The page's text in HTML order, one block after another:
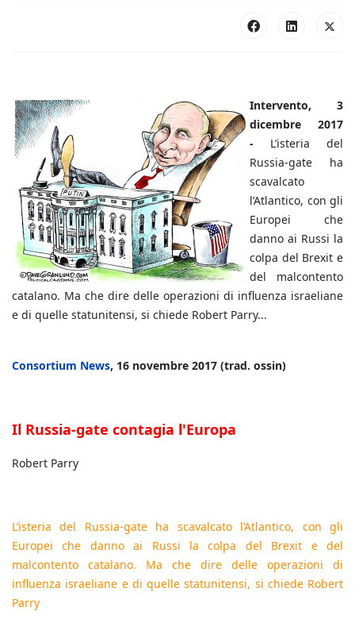
Intervento, 3
dicembre 2017
- L’isteria del
Russia-gate ha
scavalcato
l’Atlantico, con gli
Europei che
danno ai Russi la
colpa del Brexit e
del malcontento
catalano. Ma che dire delle operazioni di influenza israeliane
e di quelle statunitensi, si chiede Robert Parry...
Consortium News, 16 novembre 2017 (trad. ossin)
Il Russia-gate contagia l'Europa
Robert Parry
L’isteria del Russia-gate ha scavalcato l’Atlantico, con gli
Europei che danno ai Russi la colpa del Brexit e del
malcontento catalano. Ma che dire delle operazioni di
influenza israeliane e di quelle statunitensi, si chiede Robert
Parry